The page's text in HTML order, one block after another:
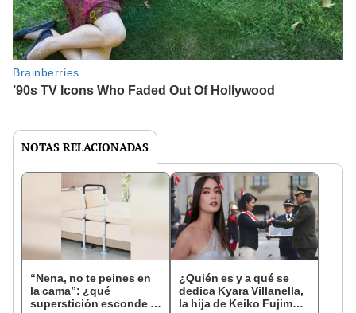
NOTAS RELACIONADAS
“Nena, no te peines en
la cama”: ¿qué
superstición esconde la
¿Quién es y a qué se
dedica Kyara Villanella,
la hija de Keiko Fujimori